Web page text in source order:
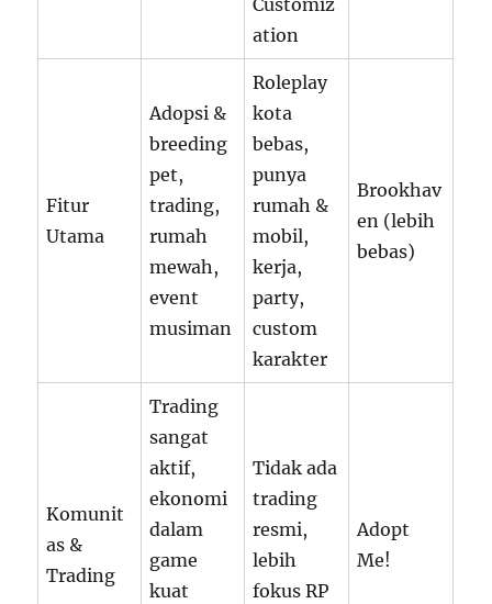
Customiz
ation
Fitur
Utama
Adopsi &
breeding
pet,
trading,
rumah
mewah,
event
musiman
Roleplay
kota
bebas,
punya
rumah &
mobil,
kerja,
party,
custom
karakter
Brookhav
en (lebih
bebas)
Komunit
as &
Trading
Trading
sangat
aktif,
ekonomi
dalam
game
kuat
Tidak ada
trading
resmi,
lebih
fokus RP
Adopt
Me!